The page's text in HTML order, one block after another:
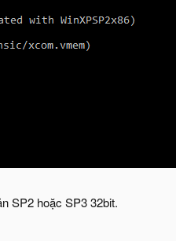
SP2 hoặc SP3 32bit.